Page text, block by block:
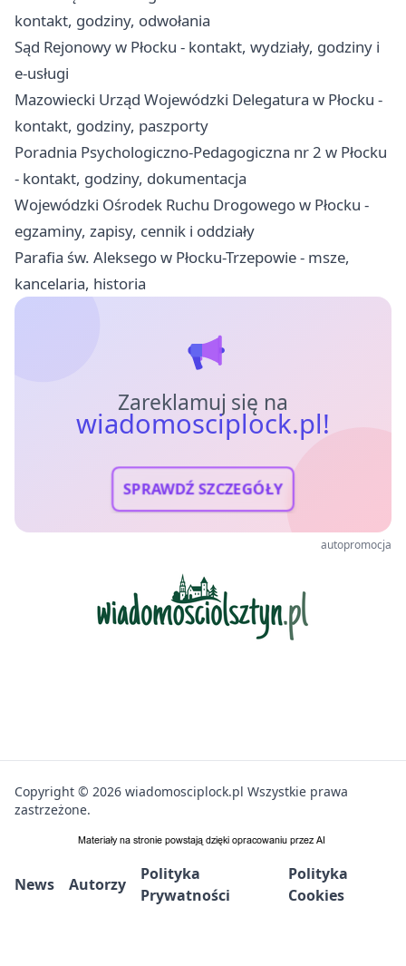
kontakt, godziny, odwołania
Sąd Rejonowy w Płocku - kontakt, wydziały, godziny i
e-usługi
Mazowiecki Urząd Wojewódzki Delegatura w Płocku -
kontakt, godziny, paszporty
Poradnia Psychologiczno-Pedagogiczna nr 2 w Płocku
- kontakt, godziny, dokumentacja
Wojewódzki Ośrodek Ruchu Drogowego w Płocku -
egzaminy, zapisy, cennik i oddziały
Parafia św. Aleksego w Płocku-Trzepowie - msze,
kancelaria, historia
Zareklamuj się na
wiadomosciplock.pl!
SPRAWDŹ SZCZEGÓŁY
autopromocja
Copyright © 2026 wiadomosciplock.pl Wszystkie prawa
zastrzeżone.
News Autorzy
Polityka
Prywatności
Polityka
Cookies